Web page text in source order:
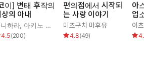
이] 변태 후작의
의 아내
하라, 아키노 신쥬 가무
4.5(200)
편의점에서 시작되
는 사랑 이야기
미즈구치 마후유
4.8(49)
아
업
니
이